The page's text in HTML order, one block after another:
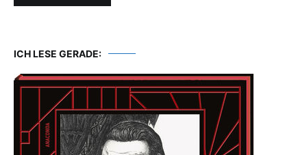
ICH LESE GERADE: